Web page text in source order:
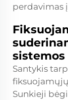
perdavimas
sistemos
Santykis
Sunkieji